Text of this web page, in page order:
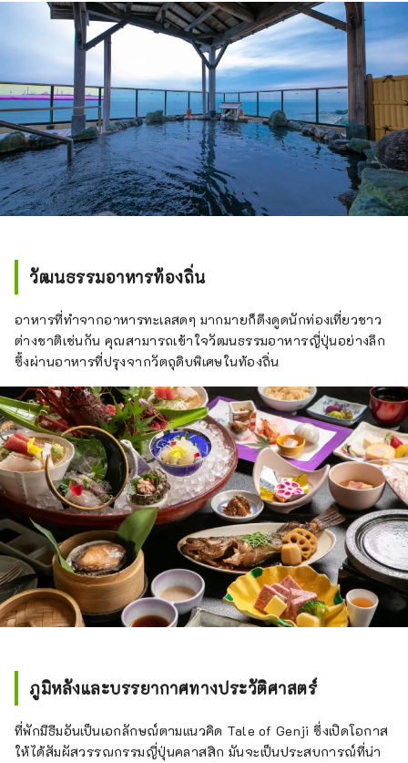
วัฒนธรรมอาหารท้องถิ่น
อาหารที่ทำจากอาหารทะเลสดๆ มากมายก็ดึงดูดนักท่องเที่ยวชาว
ต่างชาติเช่นกัน คุณสามารถเข้าใจวัฒนธรรมอาหารญี่ปุ่นอย่างลึก
ซึ้งผ่านอาหารที่ปรุงจากวัตถุดิบพิเศษในท้องถิ่น
ภูมิหลังและบรรยากาศทางประวัติศาสตร์
ที่พักมีธีมอันเป็นเอกลักษณ์ตามแนวคิด Tale of Genji ซึ่งเปิดโอกาส
ให้ได้สัมผัสวรรณกรรมญี่ปุ่นคลาสสิก มันจะเป็นประสบการณ์ที่น่า